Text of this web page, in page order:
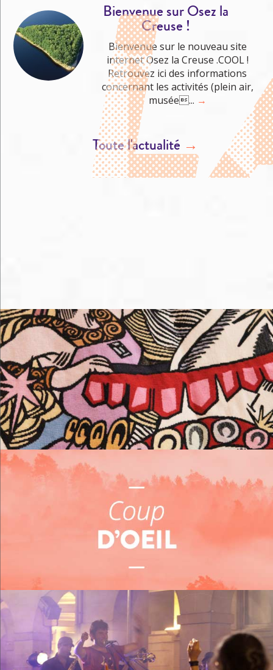
Bienvenue sur Osez la
Creuse !
Bienvenue sur le nouveau site
internet Osez la Creuse .COOL !
Retrouvez ici des informations
concernant les activités (plein air,
musée... →
Toute l'actualité →
Me loger
Me restaurer